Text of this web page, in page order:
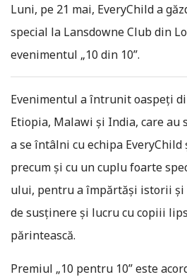
Luni, pe 21 mai, EveryChild a
special la Lansdowne Club din
evenimentul „10 din 10”.
Evenimentul a întrunit oaspeţi
Etiopia, Malawi şi India, care au
a se întâlni cu echipa
precum şi cu un cuplu foarte
ului, pentru a împărtăşi istorii şi
de susţinere şi lucru cu copiii
părintească.
Premiul „10 pentru 10” este